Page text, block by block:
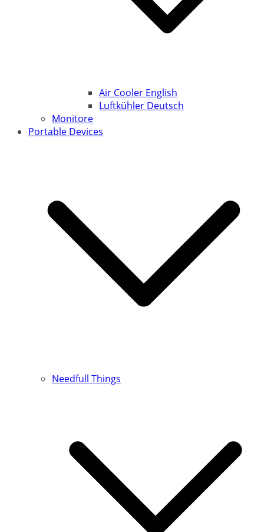
Air Cooler English
Luftkühler Deutsch
Monitore
Portable Devices
Needfull Things